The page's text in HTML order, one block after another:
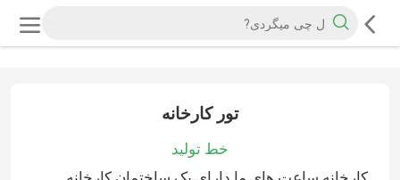
تور کارخانه
خط تولید